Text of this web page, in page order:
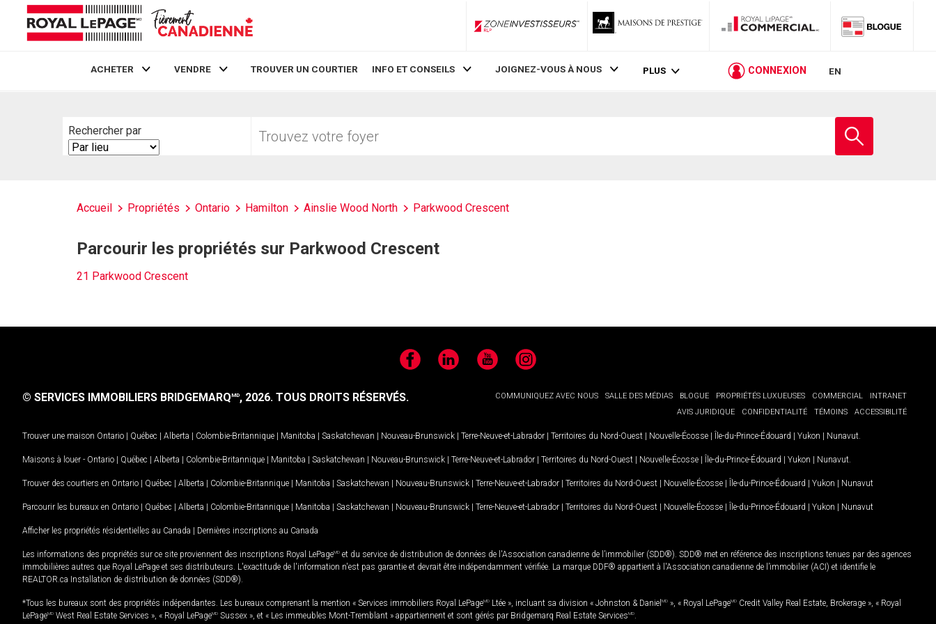
ZoneInvestisseurs RLP
ACHETER VENDRE TROUVER UN COURTIER INFO ET CONSEILS JOIGNEZ-VOUS À NOUS PLUS CONNEXION EN
Rechercher par
Search
By
votre
Accueil Propriétés Ontario Hamilton Ainslie Wood North Parkwood Crescent
Parcourir les propriétés sur Parkwood Crescent
21 Parkwood Crescent
FacebookLinkedIn YouTubeInstagram
COMMUNIQUEZ AVEC NOUS SALLE DES MÉDIAS BLOGUE PROPRIÉTÉS LUXUEUSES COMMERCIAL
INTRANET
AVIS JURIDIQUE
CONFIDENTIALITÉ TÉMOINS ACCESSIBILITÉ
© SERVICES IMMOBILIERS BRIDGEMARQMD, 2026. TOUS DROITS RÉSERVÉS.
Trouver une maison Ontario | Québec | Alberta | Colombie-Britannique | Manitoba | Saskatchewan | Nouveau-Brunswick | Terre-Neuve-et-Labrador | Territoires du Nord-Ouest | Nouvelle-Écosse | Île-du-Prince-Édouard | Yukon | Nunavut
Maisons à louer - Ontario | Québec | Alberta | Colombie-Britannique | Manitoba | Saskatchewan | Nouveau-Brunswick | Terre-Neuve-et-Labrador | Territoires du Nord-Ouest | Nouvelle-Écosse | Île-du-Prince-Édouard | Yukon | Nunavut
Trouver des courtiers en Ontario | Québec | Alberta | Colombie-Britannique | Manitoba | Saskatchewan | Nouveau-Brunswick | Terre-Neuve-et-Labrador | Territoires du Nord-Ouest | Nouvelle-Écosse | Île-du-Prince-Édouard | Yukon | Nunavut
Parcourir les bureaux en Ontario | Québec | Alberta | Colombie-Britannique | Manitoba | Saskatchewan | Nouveau-Brunswick | Terre-Neuve-et-Labrador | Territoires du Nord-Ouest | Nouvelle-Écosse | Île-du-Prince-Édouard | Yukon | Nunavut
Afficher les propriétés résidentielles au Canada | Dernières inscriptions au Canada
Les informations des propriétés sur ce site proviennent des inscriptions Royal LePageMD et du service de distribution de données de l'Association canadienne de l’immobilier (SDD®). SDD® met en référence des inscriptions tenues par des agences
immobilières autres que Royal LePage et ses distributeurs. L'exactitude de l'information n'est pas garantie et devrait être indépendamment vérifiée. La marque DDF® appartient à l'Association canadienne de l’immobilier (ACI) et identifie le
REALTOR.ca Installation de distribution de données (SDD®).
*Tous les bureaux sont des propriétés indépendantes. Les bureaux comprenant la mention « Services immobiliers Royal LePageMD Ltée », incluant sa division « Johnston & Daniel MD », « Royal LePageMD Credit Valley Real Estate, Brokerage », « Royal
LePageMD West Real Estate Services », « Royal LePageMD Sussex », et « Les immeubles Mont-Tremblant » appartiennent et sont gérés par Bridgemarq Real Estate ServicesMD